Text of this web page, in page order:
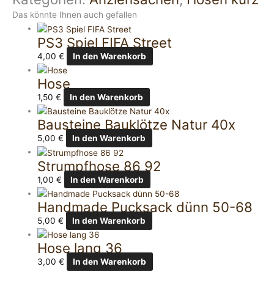
Das könnte Ihnen auch gefallen
PS3 Spiel FIFA Street
4,00€ In den Warenkorb
Hose
1,50€ In den Warenkorb
Bausteine Bauklötze Natur 40x
5,00€ In den Warenkorb
Strumpfhose 86 92
1,00€ In den Warenkorb
Handmade Pucksack dünn 50-68
5,00€ In den Warenkorb
Hose lang 36
3,00€ In den Warenkorb